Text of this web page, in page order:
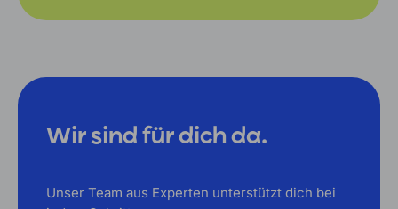
Wir sind für dich da.
Unser Team aus Experten unterstützt dich bei